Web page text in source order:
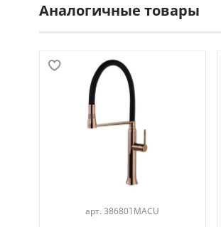
Аналогичные товары
арт.386801MACU